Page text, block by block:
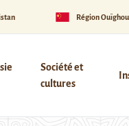
Région
Société et
cultures